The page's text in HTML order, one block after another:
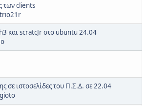
των clients
και scratcJr στο ubuntu 24.04
σε ιστοσελίδες του Π.Σ.Δ. σε 22.04